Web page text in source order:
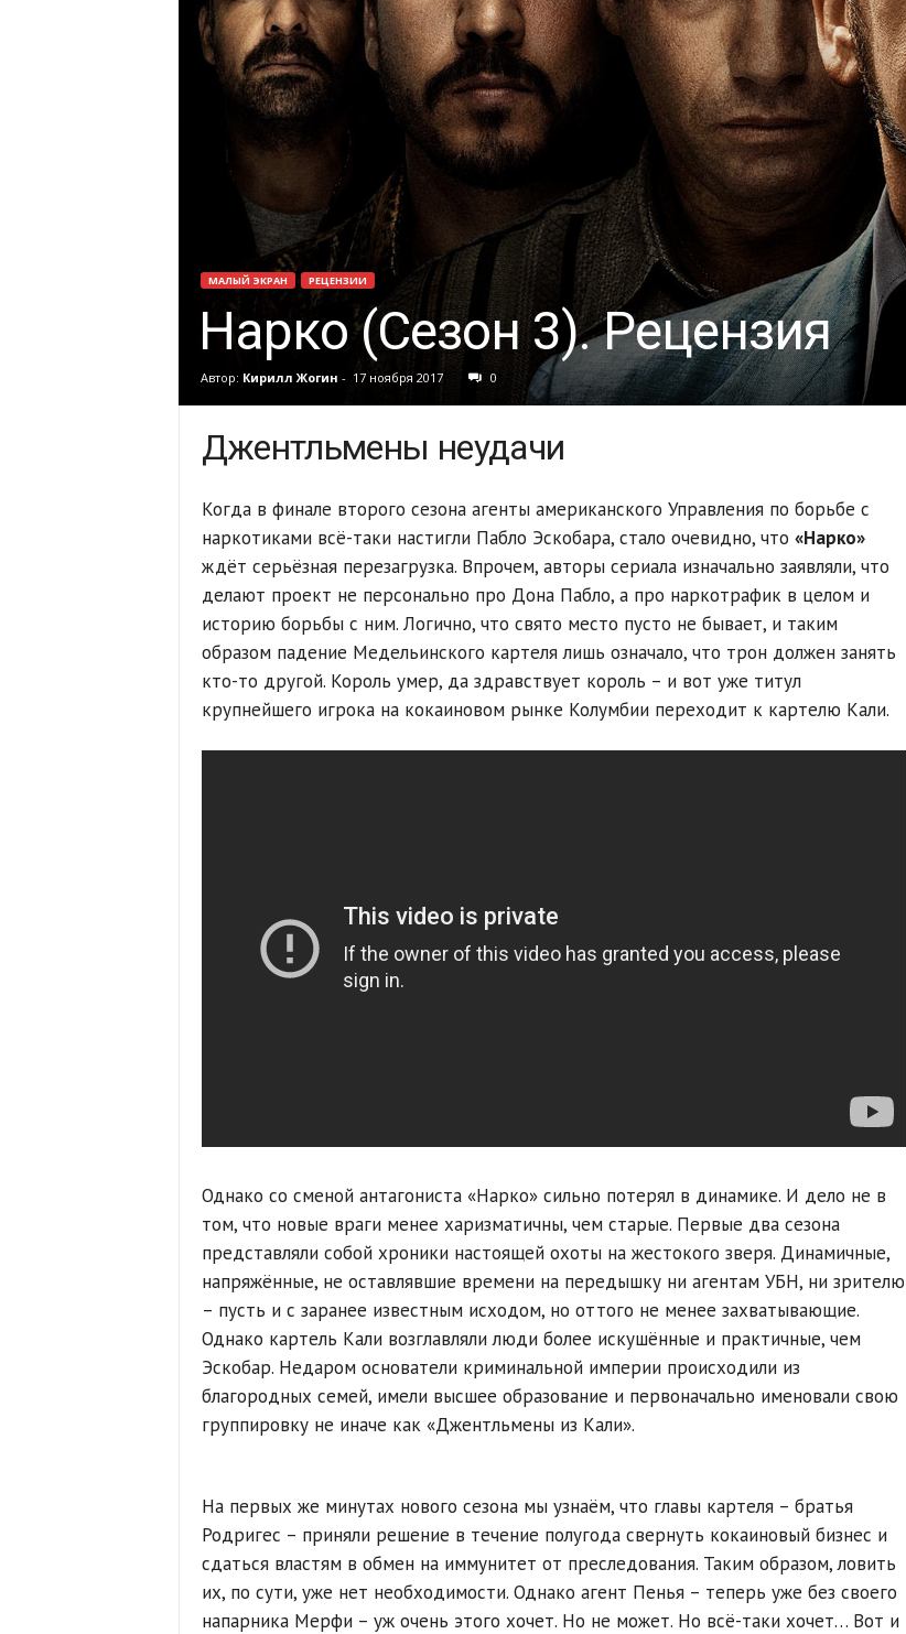
МАЛЫЙ ЭКРАН РЕЦЕНЗИИ
Нарко (Сезон 3). Рецензия
Автор: Кирилл Жогин - 17 ноября 2017 0
Джентльмены неудачи
Когда в финале второго сезона агенты американского Управления по борьбе с
наркотиками всё-таки настигли Пабло Эскобара, стало очевидно, что «Нарко»
ждёт серьёзная перезагрузка. Впрочем, авторы сериала изначально заявляли, что
делают проект не персонально про Дона Пабло, а про наркотрафик в целом и
историю борьбы с ним. Логично, что свято место пусто не бывает, и таким
образом падение Медельинского картеля лишь означало, что трон должен занять
кто-то другой. Король умер, да здравствует король – и вот уже титул
крупнейшего игрока на кокаиновом рынке Колумбии переходит к картелю Кали.
Однако со сменой антагониста «Нарко» сильно потерял в динамике. И дело не в
том, что новые враги менее харизматичны, чем старые. Первые два сезона
представляли собой хроники настоящей охоты на жестокого зверя. Динамичные,
напряжённые, не оставлявшие времени на передышку ни агентам УБН, ни зрителю
– пусть и с заранее известным исходом, но оттого не менее захватывающие.
Однако картель Кали возглавляли люди более искушённые и практичные, чем
Эскобар. Недаром основатели криминальной империи происходили из
благородных семей, имели высшее образование и первоначально именовали свою
группировку не иначе как «Джентльмены из Кали».
На первых же минутах нового сезона мы узнаём, что главы картеля – братья
Родригес – приняли решение в течение полугода свернуть кокаиновый бизнес и
сдаться властям в обмен на иммунитет от преследования. Таким образом, ловить
их, по сути, уже нет необходимости. Однако агент Пенья – теперь уже без своего
напарника Мерфи – уж очень этого хочет. Но не может. Но всё-таки хочет… Вот и